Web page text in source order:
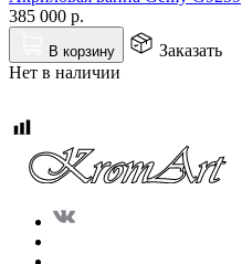
385 000 р.
В корзину
Заказать
Нет в наличии